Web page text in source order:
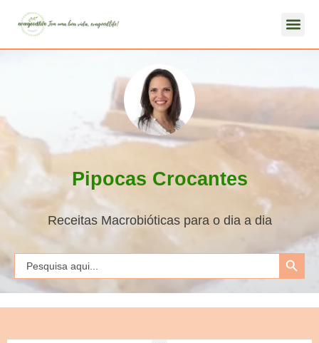
Pipocas Crocantes
Receitas Macrobióticas para o dia a dia
Search
for:
Search Button